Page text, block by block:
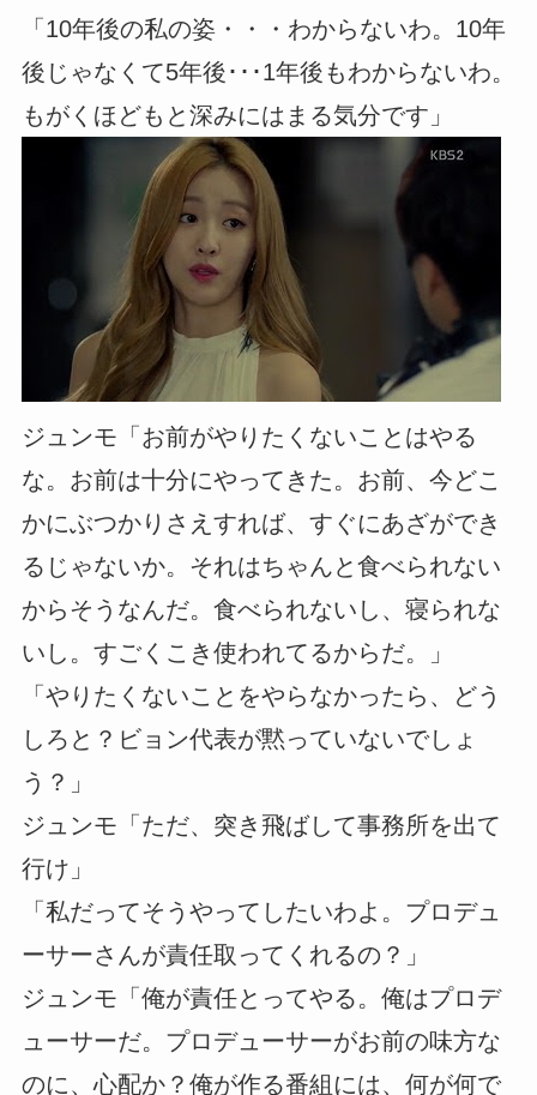
「10年後の私の姿・・・わからないわ。10年
後じゃなくて5年後･･･1年後もわからないわ。
もがくほどもと深みにはまる気分です」
ジュンモ「お前がやりたくないことはやる
な。お前は十分にやってきた。お前、今どこ
かにぶつかりさえすれば、すぐにあざができ
るじゃないか。それはちゃんと食べられない
からそうなんだ。食べられないし、寝られな
いし。すごくこき使われてるからだ。」
「やりたくないことをやらなかったら、どう
しろと？ビョン代表が黙っていないでしょ
う？」
ジュンモ「ただ、突き飛ばして事務所を出て
行け」
「私だってそうやってしたいわよ。プロデュ
ーサーさんが責任取ってくれるの？」
ジュンモ「俺が責任とってやる。俺はプロデ
ューサーだ。プロデューサーがお前の味方な
のに、心配か？俺が作る番組には、何が何で